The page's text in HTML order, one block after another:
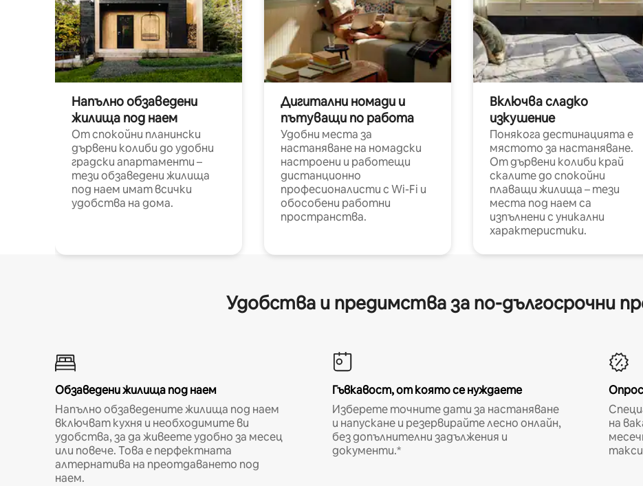
Напълно обзаведени
жилища под наем
От спокойни планински
дървени колиби до удобни
градски апартаменти –
тези обзаведени жилища
под наем имат всички
удобства на дома.
Дигитални номади и
пътуващи по работа
Удобни места за
настаняване на номадски
настроени и работещи
дистанционно
професионалисти с Wi-Fi и
обособени работни
пространства.
Включва сладко
изкушение
Понякога дестинацията е
мястото за настаняване.
От дървени колиби край
скалите до спокойни
плаващи жилища – тези
места под наем са
изпълнени с уникални
характеристики.
Удобства и предимства за по-дългосрочни
Обзаведени жилища под наем
Напълно обзаведените жилища под наем
включват кухня и необходимите ви
удобства, за да живеете удобно за месец
или повече. Това е перфектната
алтернатива на преотдаването под
наем.
Гъвкавост, от която се нуждаете
Изберете точните дати за настаняване
и напускане и резервирайте лесно онлайн,
без допълнителни задължения и
документи.*
на